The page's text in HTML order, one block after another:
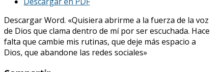
Descargar Word. «Quisiera abrirme a la fuerza de la voz
de Dios que clama dentro de mí por ser escuchada. Hace
falta que cambie mis rutinas, que deje más espacio a
Dios, que abandone las redes sociales»